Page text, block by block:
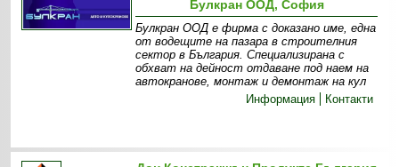
Булкран ООД, София
Булкран ООД е фирма с доказано име, една
от водещите на пазара в строителния
сектор в България. Специализирана с
обхват на дейност отдаване под наем на
автокранове, монтаж и демонтаж на кул
Информация
Контакти